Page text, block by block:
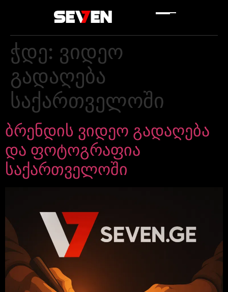
ჭდე: ვიდეო
გადაღება
საქართველოში
ბრენდის ვიდეო გადაღება
და ფოტოგრაფია
საქართველოში